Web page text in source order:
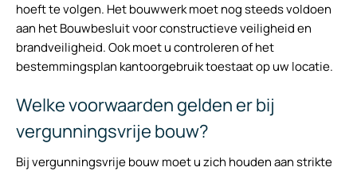
hoeft te volgen. Het bouwwerk moet nog steeds voldoen
aan het Bouwbesluit voor constructieve veiligheid en
brandveiligheid. Ook moet u controleren of het
bestemmingsplan kantoorgebruik toestaat op uw locatie.
Welke voorwaarden gelden er bij
vergunningsvrije bouw?
Bij vergunningsvrije bouw moet u zich houden aan strikte